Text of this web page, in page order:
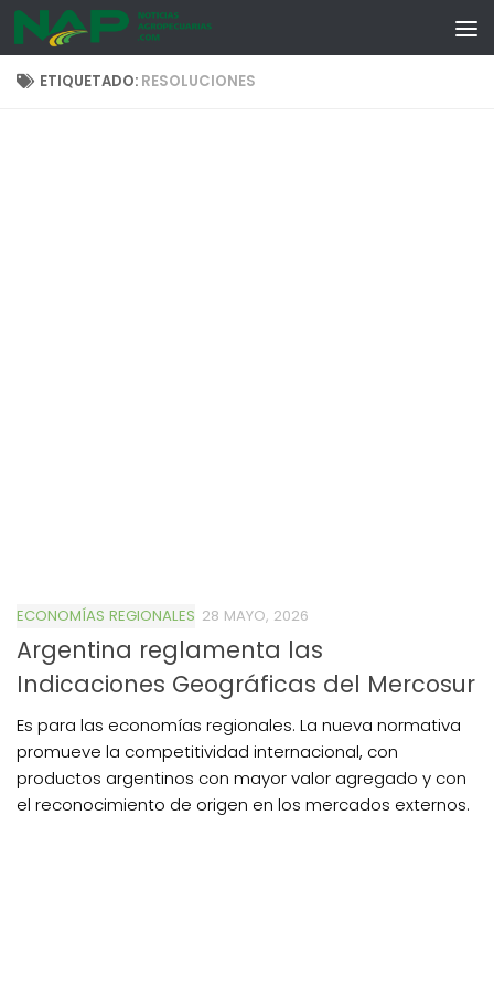
Skip to content
ETIQUETADO: RESOLUCIONES
ECONOMÍAS REGIONALES 28 MAYO, 2026
Argentina reglamenta las
Indicaciones Geográficas del Mercosur
Es para las economías regionales. La nueva normativa
promueve la competitividad internacional, con
productos argentinos con mayor valor agregado y con
el reconocimiento de origen en los mercados externos.